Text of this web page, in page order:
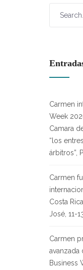
Carmen
Week
Camara
“los
árbitros”,
Carmen
Costa
José, 11-
Carmen
avanzada
Business